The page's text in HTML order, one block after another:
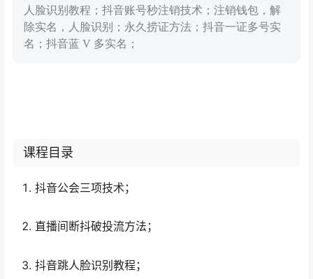
人脸识别教程；抖音账号秒注销技术；注销钱包，解
除实名，人脸识别；永久捞证方法；抖音一证多号实
名；抖音蓝 V 多实名；
课程目录
抖音公会三项技术；
直播间断抖破投流方法；
抖音跳人脸识别教程；